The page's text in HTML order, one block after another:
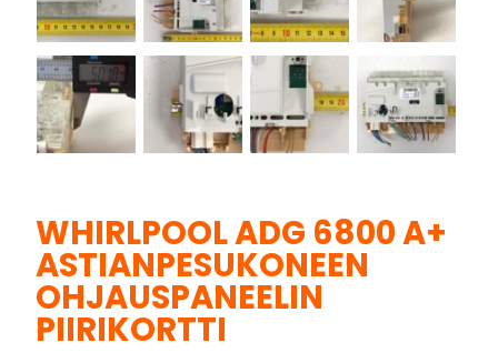
WHIRLPOOL ADG 6800 A+
ASTIANPESUKONEEN
OHJAUSPANEELIN
PIIRIKORTTI